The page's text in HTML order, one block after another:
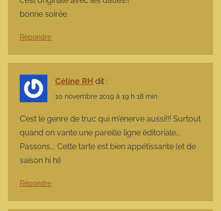
bonne soirée
Répondre
Céline RH dit :
10 novembre 2019 à 19 h 18 min
C’est le genre de truc qui m’énerve aussi!!! Surtout
quand on vante une pareille ligne éditoriale…
Passons…. Cette tarte est bien appétissante (et de
saison hi hi)
Répondre